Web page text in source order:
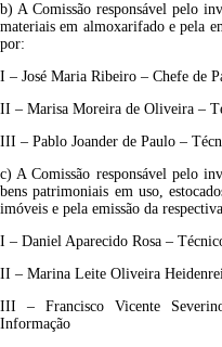
b) A Comissão responsável pelo
materiais em almoxarifado e pela
por:
I – José Maria Ribeiro – Chefe de
II – Marisa Moreira de Oliveira –
III – Pablo Joander de Paulo –
c) A Comissão responsável pelo
bens patrimoniais em uso,
imóveis e pela emissão da
I – Daniel Aparecido Rosa –
II – Marina Leite Oliveira
III – Francisco Vicente
Informação